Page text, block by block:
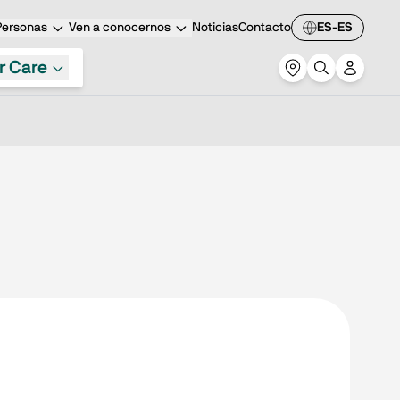
Ven a conocernos NoticiasContacto ES-ES
Care